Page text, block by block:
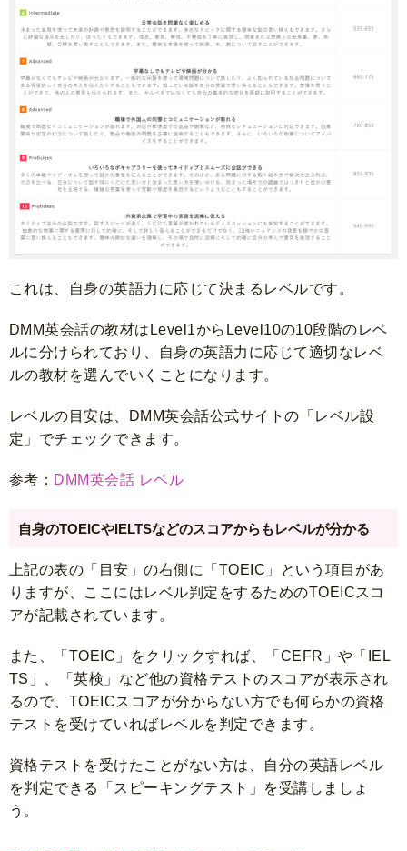
これは、自身の英語力に応じて決まるレベルです。
DMM英会話の教材はLevel1からLevel10の10段階のレベ
ルに分けられており、自身の英語力に応じて適切なレベ
ルの教材を選んでいくことになります。
レベルの目安は、DMM英会話公式サイトの「レベル設
定」でチェックできます。
参考： DMM英会話 レベル
自身のTOEICやIELTSなどのスコアからもレベルが分かる
上記の表の「目安」の右側に「TOEIC」という項目があ
りますが、ここにはレベル判定をするためのTOEICスコ
アが記載されています。
また、「TOEIC」をクリックすれば、「CEFR」や「IEL
TS」、「英検」など他の資格テストのスコアが表示され
るので、TOEICスコアが分からない方でも何らかの資格
テストを受けていればレベルを判定できます。
資格テストを受けたことがない方は、自分の英語レベル
を判定できる「スピーキングテスト」を受講しましょ
う。